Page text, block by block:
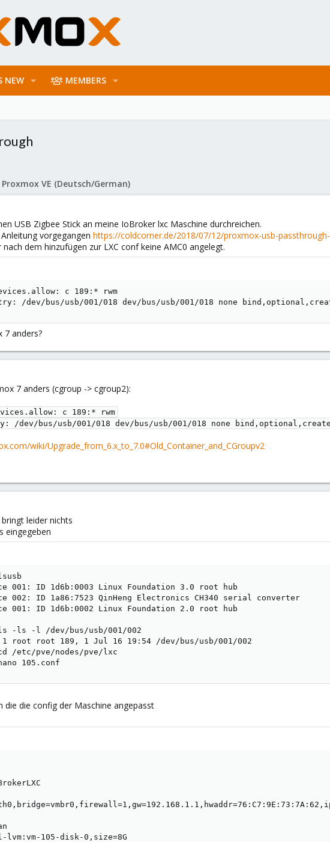
NEW MEMBERS
Proxmox VE (Deutsch/German)
USB Zigbee Stick an meine IoBroker lxc Maschine durchreichen.
vorgegangen https://coldcorner.de/2018/07/12/proxmox-usb-
dem hinzufügen zur LXC conf keine AMC0 angelegt.
c 189:* rwm
/dev/bus/usb/001/018 dev/bus/usb/001/018 none
7 anders?
7 anders (cgroup -> cgroup2):
c 189:* rwm
/dev/bus/usb/001/018 dev/bus/usb/001/018 none
wiki/Upgrade_from_6.x_to_7.0#Old_Container_and_CGroupv2
leider nichts
eingegeben
001: ID 1d6b:0003 Linux Foundation 3.0 root hub
002: ID 1a86:7523 QinHeng Electronics CH340 serial converter
001: ID 1d6b:0002 Linux Foundation 2.0 root hub
ls -ls -l /dev/bus/usb/001/002
root root 189, 1 Jul 16 19:54 /dev/bus/usb/001/002
/etc/pve/nodes/pve/lxc
105.conf
die die config der Maschine angepasst
105-disk-0,size=8G